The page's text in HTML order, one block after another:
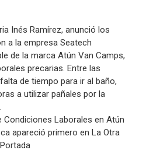
Inés Ramírez, anunció los
a la empresa Seatech
de la marca Atún Van Camps,
precarias. Entre las
de tiempo para ir al baño,
a utilizar pañales por la
Condiciones Laborales en Atún
apareció primero en La Otra